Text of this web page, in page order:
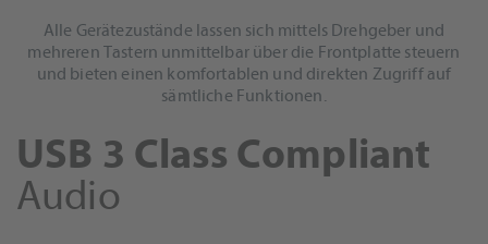
Alle Gerätezustände lassen sich mittels Drehgeber und
mehreren Tastern unmittelbar über die Frontplatte steuern
und bieten einen komfortablen und direkten Zugriff auf
sämtliche Funktionen.
USB 3 Class Compliant
Audio